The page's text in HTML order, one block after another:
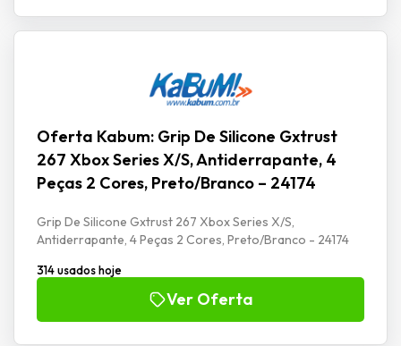
Oferta Kabum: Grip De Silicone Gxtrust
267 Xbox Series X/S, Antiderrapante, 4
Peças 2 Cores, Preto/Branco – 24174
Grip De Silicone Gxtrust 267 Xbox Series X/S,
Antiderrapante, 4 Peças 2 Cores, Preto/Branco - 24174
314 usados hoje
Ver Oferta